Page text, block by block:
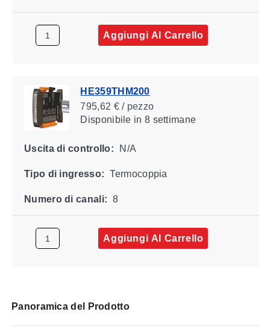
Aggiungi Al Carrello
HE359THM200
795,62 € / pezzo
Disponibile in 8 settimane
Uscita di controllo: N/A
Tipo di ingresso: Termocoppia
Numero di canali: 8
Aggiungi Al Carrello
Panoramica del Prodotto